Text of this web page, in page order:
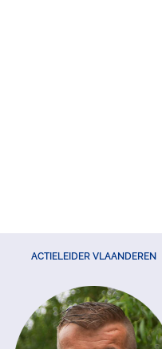
ACTIELEIDER VLAANDEREN